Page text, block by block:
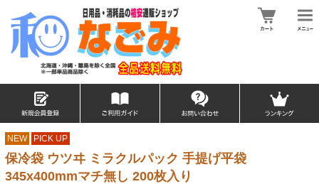
NEW PICK UP
保冷袋 ウツヰ ミラクルパック 手提げ平袋
345x400mmマチ無し 200枚入り